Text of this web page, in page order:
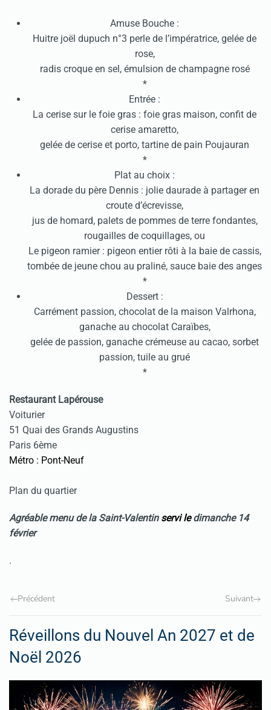
Amuse Bouche :
Huitre joël dupuch n°3 perle de l’impératrice, gelée de
rose,
radis croque en sel, émulsion de champagne rosé
*
Entrée :
La cerise sur le foie gras : foie gras maison, confit de
cerise amaretto,
gelée de cerise et porto, tartine de pain Poujauran
*
Plat au choix :
La dorade du père Dennis : jolie daurade à partager en
croute d’écrevisse,
jus de homard, palets de pommes de terre fondantes,
rougailles de coquillages, ou
Le pigeon ramier : pigeon entier rôti à la baie de cassis,
tombée de jeune chou au praliné, sauce baie des anges
*
Dessert :
Carrément passion, chocolat de la maison Valrhona,
ganache au chocolat Caraïbes,
gelée de passion, ganache crémeuse au cacao, sorbet
passion, tuile au grué
*
Restaurant Lapérouse
Voiturier
51 Quai des Grands Augustins
Paris 6ème
Métro : Pont-Neuf
Plan du quartier
Agréable menu de la Saint-Valentin servi ledimanche 14
février
.
Précédent Suivant
Réveillons du Nouvel An 2027 et de
Noël 2026